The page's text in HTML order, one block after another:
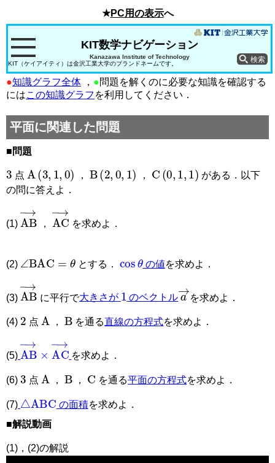
★PC用の表示へ
Kanazawa Institute of Technology
KIT数学ナビゲーション
KIT（ケイアイティ）は金沢工業大学のブランドネームです。
●知識グラフ全体 ， ●問題を解くのに必要な知識を確認する
にはこの知識グラフ を利用してください．
平面に関連した問題
■問題
3
点
A 3, 1, )
，
B 2, 0, 1)
，
C 0, 1, 1)
がある．以下
の問に答えよ．
(1)
AB
，
AC→
を求めよ．
(2)
∠BAC
とする．
θ
の値を求めよ．
(3)
AB
に平行で大きさが
1
のベクトル
a→
を求めよ．
(4)
2
点
A
，
B
を通る直線の方程式を求めよ．
(5)
AB ×AC →
を求めよ．
(6)
3
点
A
，
B
，
C
を通る平面の方程式を求めよ．
(7)
△ ABC
の面積を求めよ．
■解説動画
(1)，(2)の解説